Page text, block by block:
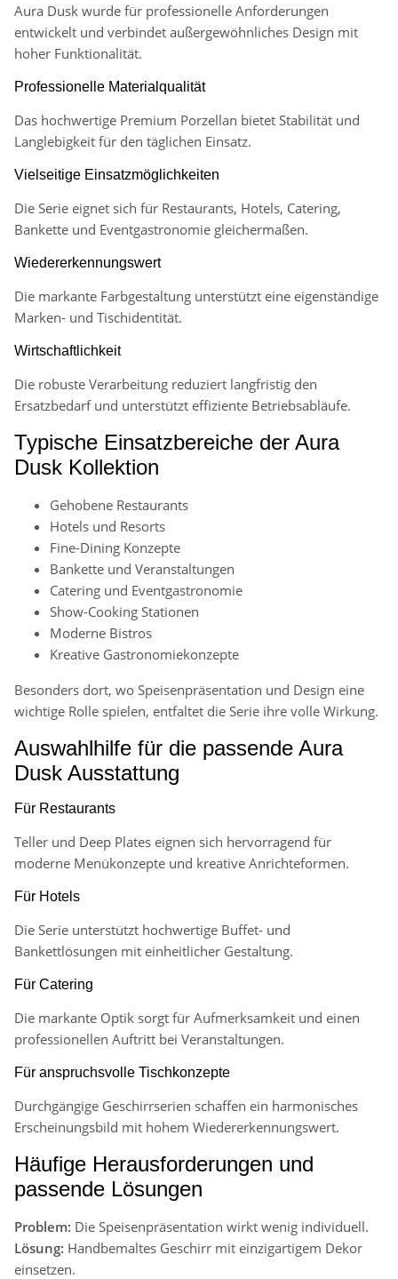
Aura Dusk wurde für professionelle Anforderungen
entwickelt und verbindet außergewöhnliches Design mit
hoher Funktionalität.
Professionelle Materialqualität
Das hochwertige Premium Porzellan bietet Stabilität und
Langlebigkeit für den täglichen Einsatz.
Vielseitige Einsatzmöglichkeiten
Die Serie eignet sich für Restaurants, Hotels, Catering,
Bankette und Eventgastronomie gleichermaßen.
Wiedererkennungswert
Die markante Farbgestaltung unterstützt eine eigenständige
Marken- und Tischidentität.
Wirtschaftlichkeit
Die robuste Verarbeitung reduziert langfristig den
Ersatzbedarf und unterstützt effiziente Betriebsabläufe.
Typische Einsatzbereiche der Aura
Dusk Kollektion
Gehobene Restaurants
Hotels und Resorts
Fine-Dining Konzepte
Bankette und Veranstaltungen
Catering und Eventgastronomie
Show-Cooking Stationen
Moderne Bistros
Kreative Gastronomiekonzepte
Besonders dort, wo Speisenpräsentation und Design eine
wichtige Rolle spielen, entfaltet die Serie ihre volle Wirkung.
Auswahlhilfe für die passende Aura
Dusk Ausstattung
Für Restaurants
Teller und Deep Plates eignen sich hervorragend für
moderne Menükonzepte und kreative Anrichteformen.
Für Hotels
Die Serie unterstützt hochwertige Buffet- und
Bankettlösungen mit einheitlicher Gestaltung.
Für Catering
Die markante Optik sorgt für Aufmerksamkeit und einen
professionellen Auftritt bei Veranstaltungen.
Für anspruchsvolle Tischkonzepte
Durchgängige Geschirrserien schaffen ein harmonisches
Erscheinungsbild mit hohem Wiedererkennungswert.
Häufige Herausforderungen und
passende Lösungen
Problem: Die Speisenpräsentation wirkt wenig individuell.
Lösung: Handbemaltes Geschirr mit einzigartigem Dekor
einsetzen.